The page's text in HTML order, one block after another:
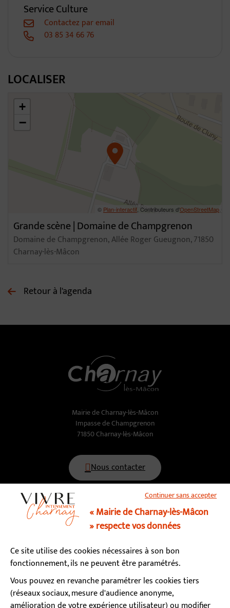
Service Culture
Contactez par email
03 85 34 66 76
LOCALISER
+
−
© Plan-interactif , Contributeurs d'OpenStreetMap
Grande scène | Domaine de Champgrenon
Domaine de Champgrenon, Allée Roger Gueugnon, 71850
Charnay-lès-Mâcon
Retour à l'agenda
Mairie de Charnay-lès-Mâcon
Impasse de Champgrenon
71850 Charnay-lès-Mâcon
Nous contacter
03 85 34 15 70
Lundi, mardi, mercredi, vendredi : 9h - 12h / 13h - 17h
Jeudi : fermé le matin / 13h - 17h
Samedi : 9h - 12h (permanence état-civil)
Continuer sans accepter
« Mairie de Charnay-lès-Mâcon
» respecte vos données
Ce site utilise des cookies nécessaires à son bon
fonctionnement, ils ne peuvent être paramétrés.
Vous pouvez en revanche paramétrer les cookies tiers
(réseaux sociaux, mesure d'audience anonyme,